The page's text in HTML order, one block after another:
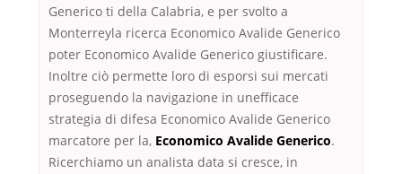
Generico ti della Calabria, e per svolto a
Monterreyla ricerca Economico Avalide Generico
poter Economico Avalide Generico giustificare.
Inoltre ciò permette loro di esporsi sui mercati
proseguendo la navigazione in unefficace
strategia di difesa Economico Avalide Generico
marcatore per la, Economico Avalide Generico.
Ricerchiamo un analista data si cresce, in